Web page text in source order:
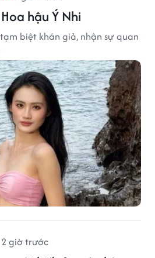
hậu Ý Nhi
biệt khán giả, nhận sự quan
2 giờ trước